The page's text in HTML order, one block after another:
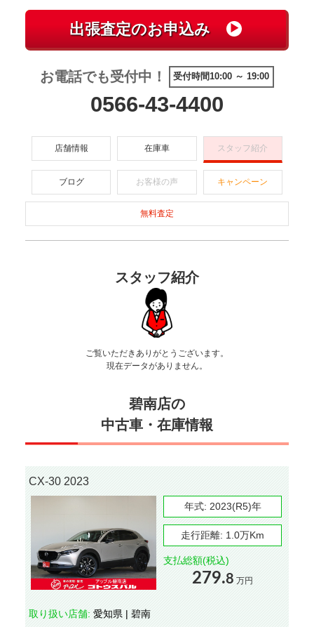
お電話でも受付中！ 受付時間10:00 ～ 19:00
0566-43-4400
店舗情報 在庫車 スタッフ紹介
ブログ お客様の声 キャンペーン
無料査定
スタッフ紹介
ご覧いただきありがとうございます。
現在データがありません。
碧南店の
中古車・在庫情報
CX-30 2023
年式: 2023(R5)年
走行距離: 1.0万Km
支払総額(税込)
279.8 万円
取り扱い店舗: 愛知県 | 碧南